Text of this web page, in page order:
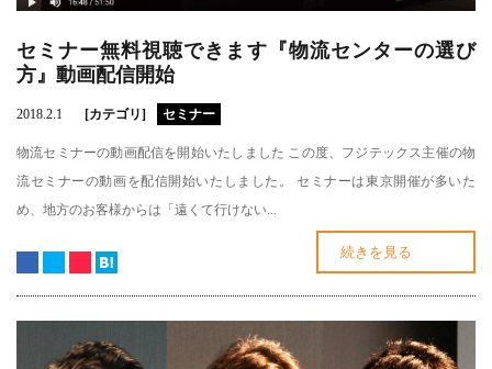
セミナー無料視聴できます『物流センターの選び
方』動画配信開始
2018.2.1 [カテゴリ] セミナー
物流セミナーの動画配信を開始いたしました この度、フジテックス主催の物
流セミナーの動画を配信開始いたしました。 セミナーは東京開催が多いた
め、地方のお客様からは「遠くて行けない...
続きを見る